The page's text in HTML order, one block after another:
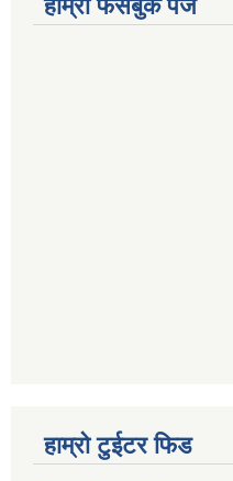
हाम्रो फेसबुक पेज
हाम्रो टुईटर फिड